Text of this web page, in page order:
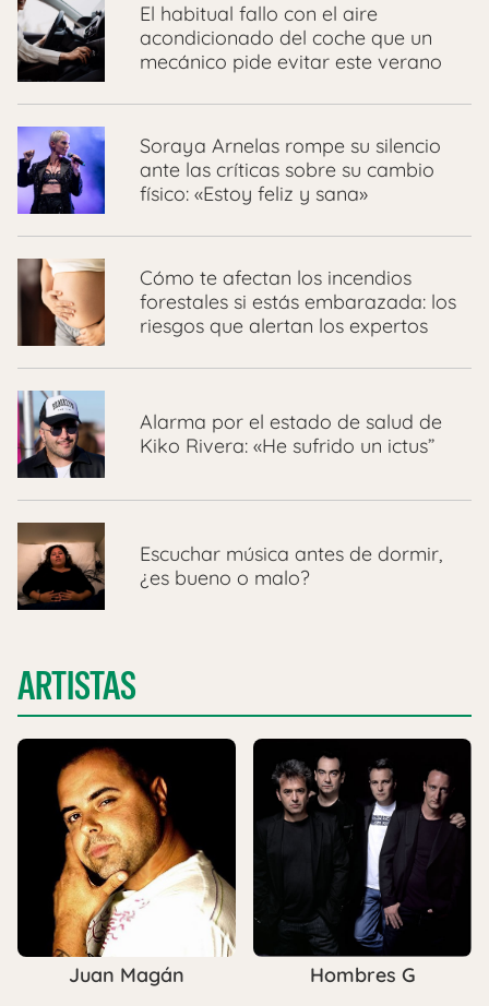
El habitual fallo con el aire
acondicionado del coche que un
mecánico pide evitar este verano
Soraya Arnelas rompe su silencio
ante las críticas sobre su cambio
físico: «Estoy feliz y sana»
Cómo te afectan los incendios
forestales si estás embarazada: los
riesgos que alertan los expertos
Alarma por el estado de salud de
Kiko Rivera: «He sufrido un ictus”
Escuchar música antes de dormir,
¿es bueno o malo?
ARTISTAS
Juan Magán Hombres G